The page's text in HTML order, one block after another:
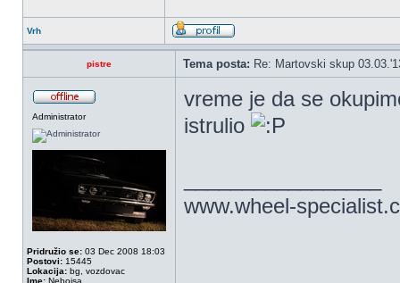
Vrh
pistre Tema posta: Re: Martovski skup
Administrator
Pridružio se: 03 Dec 2008 18:03
Postovi: 15445
Lokacija: bg, vozdovac
Ime: Nebojsa
vreme je da se
istrulio
www.wheel-